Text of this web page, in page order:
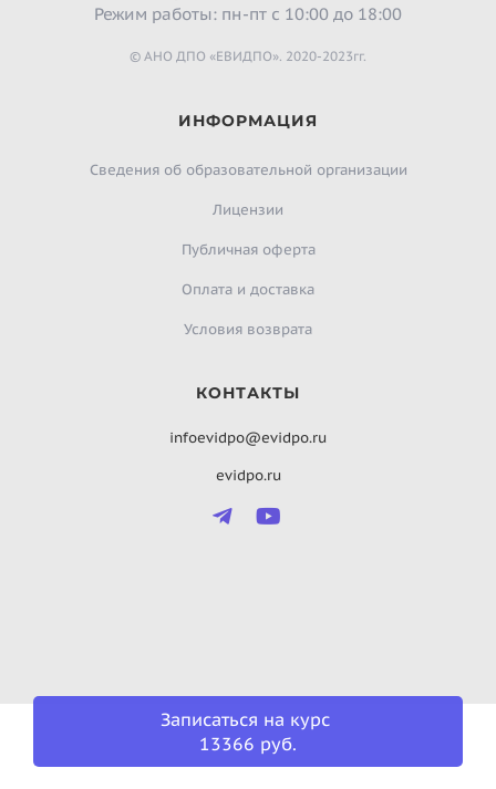
Записаться на курс
13366 руб.
Режим работы: пн-пт с 10:00 до 18:00
© АНО ДПО «ЕВИДПО». 2020-2023гг.
ИНФОРМАЦИЯ
Сведения об образовательной организации
Лицензии
Публичная оферта
Оплата и доставка
Условия возврата
КОНТАКТЫ
infoevidpo@evidpo.ru
evidpo.ru